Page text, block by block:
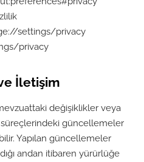
settings/privacy
privacy
İletişim
değişiklikler veya
güncellemeler
Yapılan güncellemeler
andan itibaren yürürlüğe